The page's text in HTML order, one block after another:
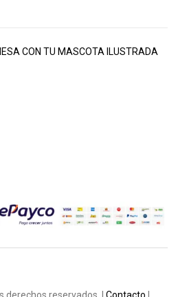
CON TU MASCOTA ILUSTRADA